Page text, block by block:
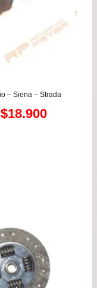
– Siena – Strada
$18.900